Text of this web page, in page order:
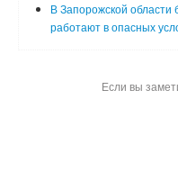
В Запорожской области
работают в опасных
Если вы